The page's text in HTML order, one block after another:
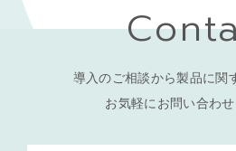
導入のご相談から製品に関
お気軽にお問い合わせ